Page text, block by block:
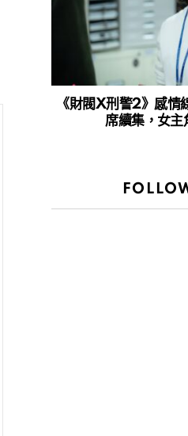
《財閥X刑警2》感情
席續集，女主